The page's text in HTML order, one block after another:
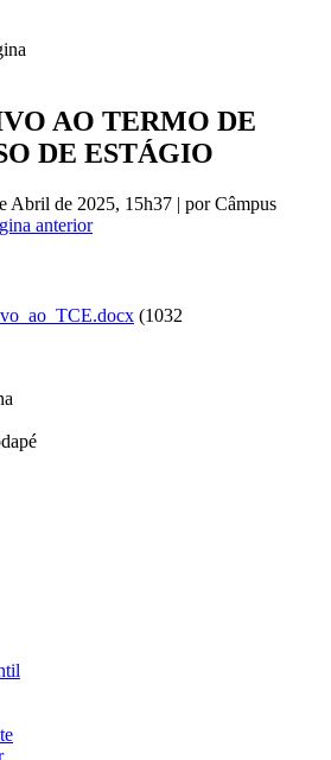
AO TERMO DE
DE ESTÁGIO
Abril de 2025, 15h37 | por Câmpus
anterior
(1032